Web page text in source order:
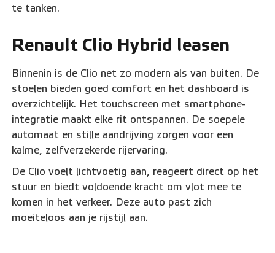
te tanken.
Renault Clio Hybrid leasen
Binnenin is de Clio net zo modern als van buiten. De
stoelen bieden goed comfort en het dashboard is
overzichtelijk. Het touchscreen met smartphone-
integratie maakt elke rit ontspannen. De soepele
automaat en stille aandrijving zorgen voor een
kalme, zelfverzekerde rijervaring.
De Clio voelt lichtvoetig aan, reageert direct op het
stuur en biedt voldoende kracht om vlot mee te
komen in het verkeer. Deze auto past zich
moeiteloos aan je rijstijl aan.